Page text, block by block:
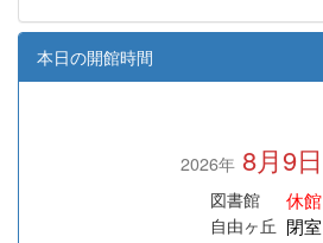
本日の開館時間
2026年 8月9日
図書館
休館
自由ヶ丘 閉室